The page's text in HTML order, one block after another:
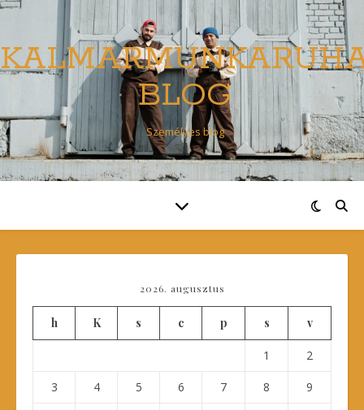
BLOG
Személyes blog
2026. augusztus
h K s c p s v
1 2
3 4 5 6 7 8 9